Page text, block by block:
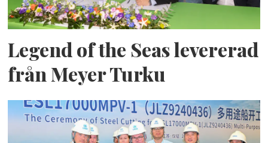
Legend of the Seas levererad
från Meyer Turku